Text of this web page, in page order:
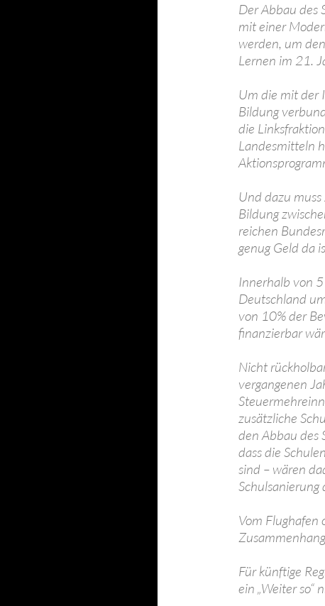
Der Abbau des
mit einer
werden, um
Lernen im 21.
Um die mit der
Bildung
die
Landesmitteln
Und dazu
Bildung
reichen
genug Geld da
Innerhalb von
Deutschland
von 10% der
finanzierbar
Nicht
vergangenen
zusätzliche
den Abbau des
dass die
sind – wären
Schulsanierung
Vom Flughafen
Für künftige
ein „Weiter so“